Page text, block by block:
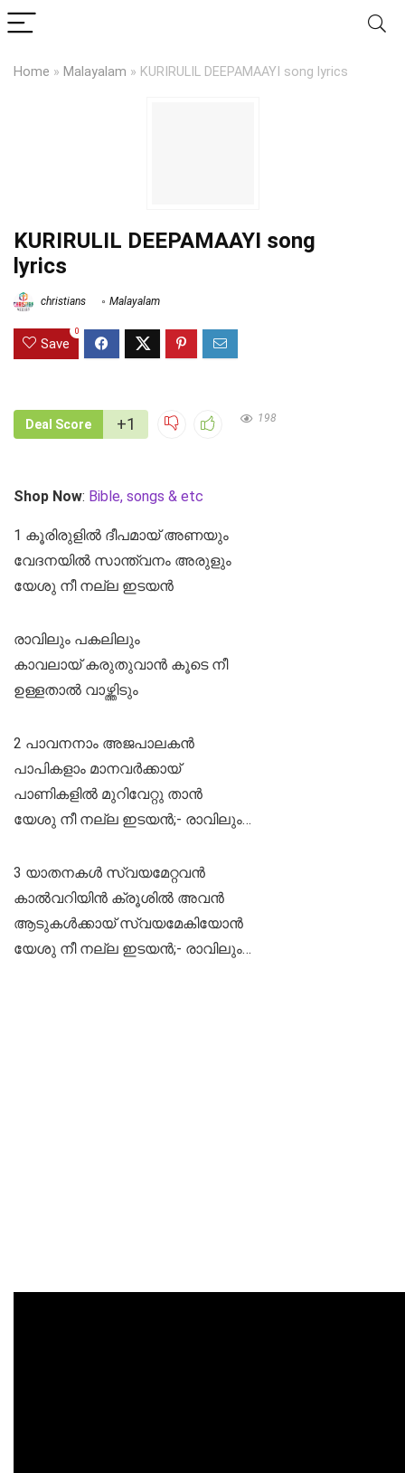
Home » Malayalam » KURIRULIL DEEPAMAAYI song lyrics
KURIRULIL DEEPAMAAYI song
lyrics
christians Malayalam
Save
0
Deal Score +1 198
Shop Now: Bible, songs & etc
1 കൂരിരുളിൽ ദീപമായ് അണയും
വേദനയിൽ സാന്ത്വനം അരുളും
യേശു നീ നല്ല ഇടയൻ
രാവിലും പകലിലും
കാവലായ് കരുതുവാൻ കൂടെ നീ
ഉള്ളതാൽ വാഴ്ത്തിടും
2 പാവനനാം അജപാലകൻ
പാപികളാം മാനവർക്കായ്
പാണികളിൽ മുറിവേറ്റു താൻ
യേശു നീ നല്ല ഇടയൻ;- രാവിലും…
3 യാതനകൾ സ്വയമേറ്റവൻ
കാൽവറിയിൻ ക്രൂശിൽ അവൻ
ആടുകൾക്കായ് സ്വയമേകിയോൻ
യേശു നീ നല്ല ഇടയൻ;- രാവിലും…